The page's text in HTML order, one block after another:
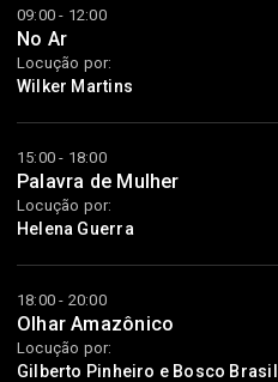
09:00 - 12:00
No Ar
Locução por:
Wilker Martins
15:00 - 18:00
Palavra de Mulher
Locução por:
Helena Guerra
18:00 - 20:00
Olhar Amazônico
Locução por:
Gilberto Pinheiro e Bosco Brasil